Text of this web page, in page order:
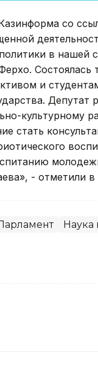
со
в нашей
Состоялась
и
Депутат
культурному
стать
- отметили в